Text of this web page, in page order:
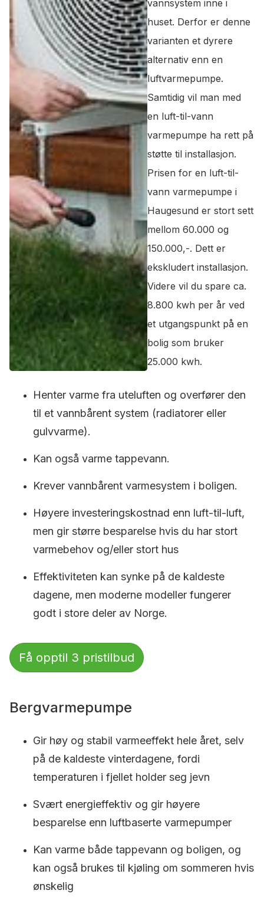
vannsystem inne i
huset. Derfor er denne
varianten et dyrere
alternativ enn en
luftvarmepumpe.
Samtidig vil man med
en luft-til-vann
varmepumpe ha rett på
støtte til installasjon.
Prisen for en luft-til-
vann varmepumpe i
Haugesund er stort sett
mellom 60.000 og
150.000,-. Dett er
ekskludert installasjon.
Videre vil du spare ca.
8.800 kwh per år ved
et utgangspunkt på en
bolig som bruker
25.000 kwh.
Henter varme fra uteluften og overfører den
til et vannbårent system (radiatorer eller
gulvvarme).
Kan også varme tappevann.
Krever vannbårent varmesystem i boligen.
Høyere investeringskostnad enn luft-til-luft,
men gir større besparelse hvis du har stort
varmebehov og/eller stort hus
Effektiviteten kan synke på de kaldeste
dagene, men moderne modeller fungerer
godt i store deler av Norge.
Få opptil 3 pristilbud
Bergvarmepumpe
Gir høy og stabil varmeeffekt hele året, selv
på de kaldeste vinterdagene, fordi
temperaturen i fjellet holder seg jevn
Svært energieffektiv og gir høyere
besparelse enn luftbaserte varmepumper
Kan varme både tappevann og boligen, og
kan også brukes til kjøling om sommeren hvis
ønskelig